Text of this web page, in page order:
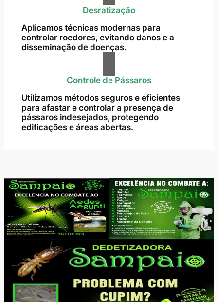
Desratização
Aplicamos técnicas modernas para
controlar roedores, evitando danos e a
disseminação de doenças.
Controle de Pássaros
Utilizamos métodos seguros e eficientes
para afastar e controlar a presença de
pássaros indesejados, protegendo
edificações e áreas abertas.